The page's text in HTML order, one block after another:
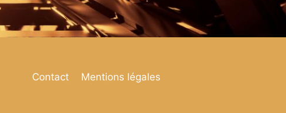
Contact Mentions légales